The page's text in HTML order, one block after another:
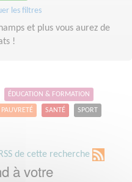
les filtres
et plus vous aurez de
!
ÉDUCATION & FORMATION
SANTÉ SPORT
de cette recherche
à votre